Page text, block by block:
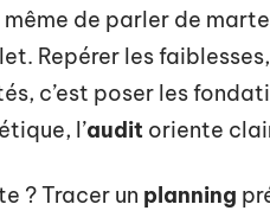
même de parler de
Repérer les
c’est poser les
l’audit oriente
? Tracer un planning